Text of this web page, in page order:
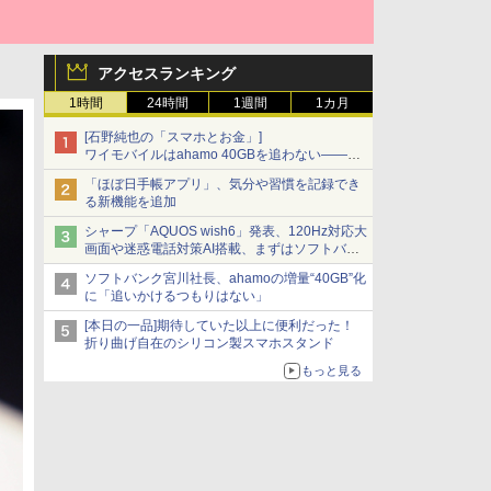
アクセスランキング
1時間 24時間 1週間 1カ月
[石野純也の「スマホとお金」]
ワイモバイルはahamo 40GBを追わない――単
身向け「超おトク割」の安さと1年限定の注意
「ほぼ日手帳アプリ」、気分や習慣を記録でき
る新機能を追加
シャープ「AQUOS wish6」発表、120Hz対応大
画面や迷惑電話対策AI搭載、まずはソフトバン
クの法人向け
ソフトバンク宮川社長、ahamoの増量“40GB”化
に「追いかけるつもりはない」
[本日の一品]期待していた以上に便利だった！
折り曲げ自在のシリコン製スマホスタンド
もっと見る